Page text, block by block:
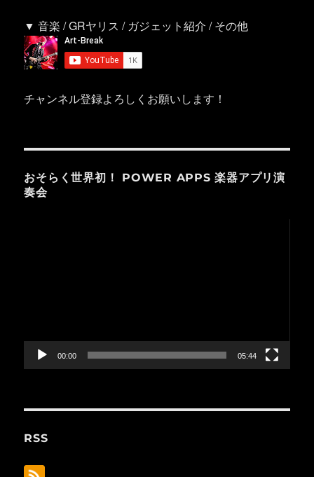
▼ 音楽 / GRヤリス / ガジェット紹介 / その他
チャンネル登録よろしくお願いします！
おそらく世界初！ POWER APPS 楽器アプリ演
奏会
ー
00:00 05:44
RSS